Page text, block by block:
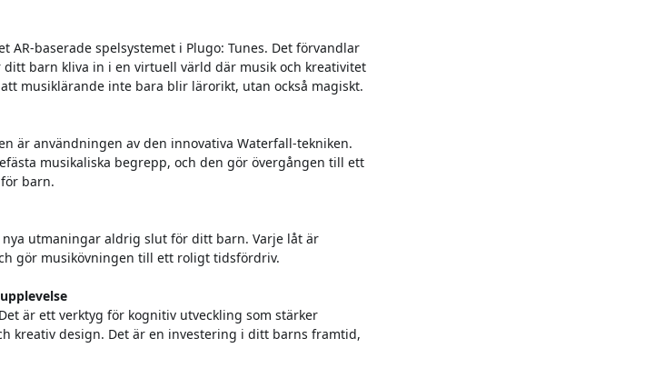
baserade spelsystemet i Plugo: Tunes. Det förvandlar
barn kliva in i en virtuell värld där musik och kreativitet
musiklärande inte bara blir lärorikt, utan också magiskt.
är användningen av den innovativa Waterfall-tekniken.
musikaliska begrepp, och den gör övergången till ett
barn.
utmaningar aldrig slut för ditt barn. Varje låt är
gör musikövningen till ett roligt tidsfördriv.
är ett verktyg för kognitiv utveckling som stärker
kreativ design. Det är en investering i ditt barns framtid,